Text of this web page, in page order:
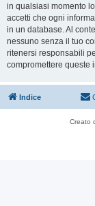
in qualsiasi momento
accetti che ogni
in un database. Al
nessuno senza il tuo
ritenersi responsabili
compromettere queste
Indice
Creato